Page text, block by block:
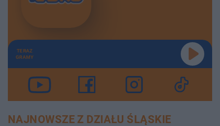
TERAZ
GRAMY
NAJNOWSZE Z DZIAŁU ŚLĄSKIE